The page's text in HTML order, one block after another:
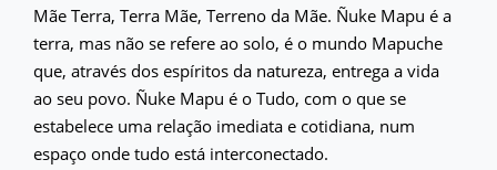
Mãe Terra, Terra Mãe, Terreno da Mãe. Ñuke Mapu é a
terra, mas não se refere ao solo, é o mundo Mapuche
que, através dos espíritos da natureza, entrega a vida
ao seu povo. Ñuke Mapu é o Tudo, com o que se
estabelece uma relação imediata e cotidiana, num
espaço onde tudo está interconectado.